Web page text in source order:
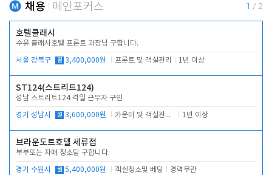
채용 메인포커스 1 / 2
호텔클래시
수유 클래시호텔 프론트 과장님 구합니다.
서울 강북구 월 3,400,000원 프론트 및 객실관리 1년 이상
ST124(스트리트124)
성남 스트리트124 격일 근무자 구인
경기 성남시 월 3,600,000원 카운터 및 객실관리 전반 1년 이상
브라운도트호텔 세류점
부부또는 자매 청소팀 구합니다.
경기 수원시 월 5,400,000원 객실청소및 베팅 경력무관